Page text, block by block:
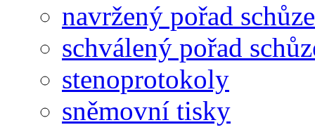
navržený pořad schůze
schválený pořad
stenoprotokoly
sněmovní tisky